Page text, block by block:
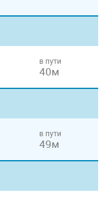
в пути
40м
в пути
49м